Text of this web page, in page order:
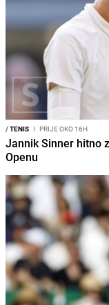
/TENIS I PRIJE OKO 16H
Jannik Sinner hitno
Openu